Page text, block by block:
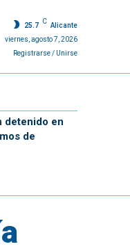
25.7
C
Alicante
viernes, agosto 7, 2026
Registrarse / Unirse
detenido en
de